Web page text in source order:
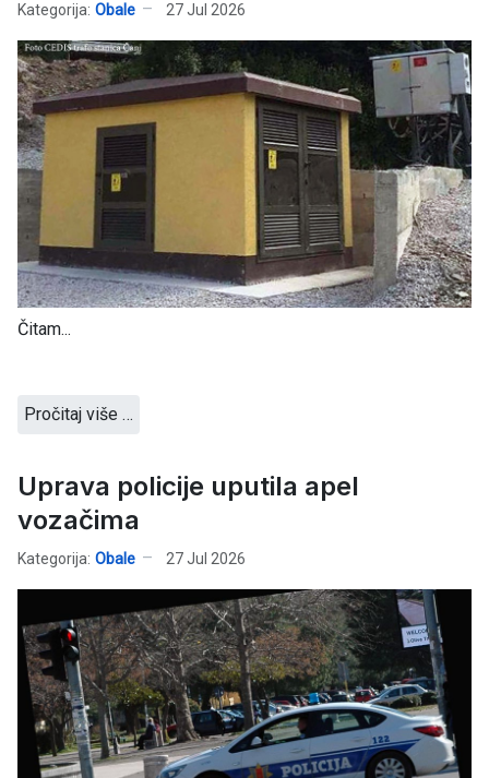
Kategorija: Obale 27 Jul 2026
Čitam...
Pročitaj više …
Uprava policije uputila apel
vozačima
Kategorija: Obale 27 Jul 2026